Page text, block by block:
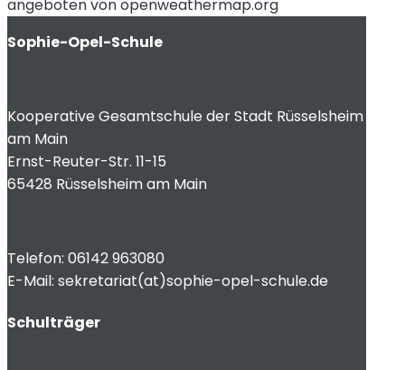
angeboten von openweathermap.org
Sophie-Opel-Schule
Kooperative Gesamtschule der Stadt Rüsselsheim
am Main
Ernst-Reuter-Str. 11-15
65428 Rüsselsheim am Main
Telefon: 06142 963080
E-Mail: sekretariat(at)sophie-opel-schule.de
Schulträger